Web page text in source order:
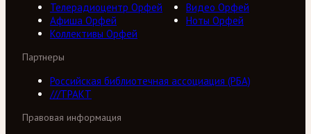
Телерадиоцентр Орфей
Видео Орфей
Афиша Орфей
Ноты Орфей
Коллективы Орфей
Партнеры
Российская библиотечная ассоциация (РБА)
///ТРАКТ
Правовая информация